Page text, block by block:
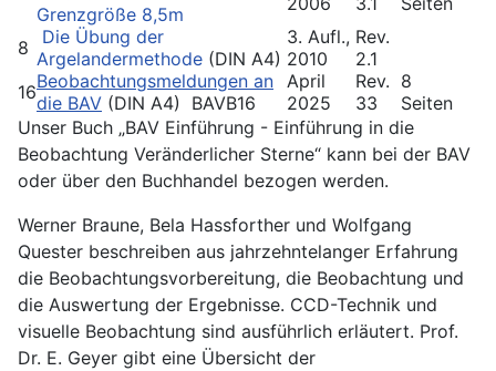
Grenzgröße 8,5m
8
Die Übung der
Argelandermethode (DIN A4)
3. Aufl.,
2010
Rev.
2.1
16Beobachtungsmeldungen an
die BAV (DIN A4) BAVB16
April
2025
Rev.
33
8
Seiten
Unser Buch „BAV Einführung - Einführung in die
Beobachtung Veränderlicher Sterne“ kann bei der BAV
oder über den Buchhandel bezogen werden.
Werner Braune, Bela Hassforther und Wolfgang
Quester beschreiben aus jahrzehntelanger Erfahrung
die Beobachtungsvorbereitung, die Beobachtung und
die Auswertung der Ergebnisse. CCD-Technik und
visuelle Beobachtung sind ausführlich erläutert. Prof.
Dr. E. Geyer gibt eine Übersicht der